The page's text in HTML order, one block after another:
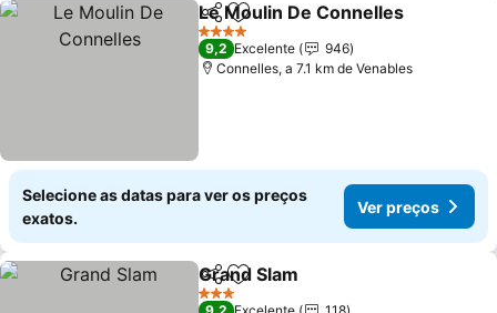
PartilharAdicionar aos favoritos
Le Moulin De Connelles
4 Estrelas
9,2 Excelente
946
Connelles, a 7.1 km de Venables
Selecione as datas para ver os preços
exatos.
Ver preços
PartilharAdicionar aos favoritos
Grand Slam
3 Estrelas